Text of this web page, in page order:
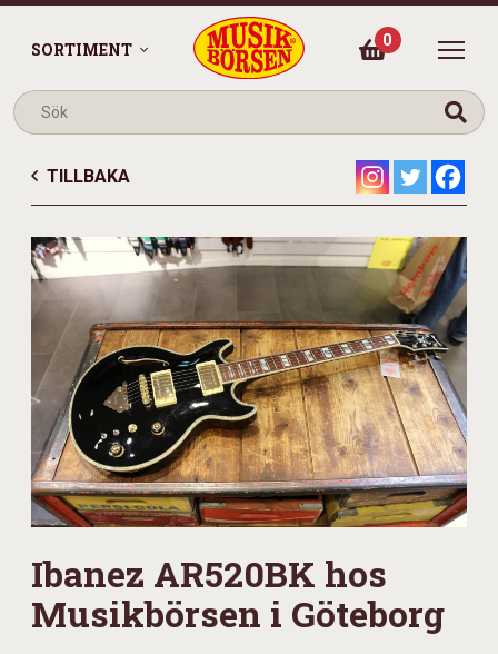
SORTIMENT 0
TILLBAKA
Ibanez AR520BK hos
Musikbörsen i Göteborg